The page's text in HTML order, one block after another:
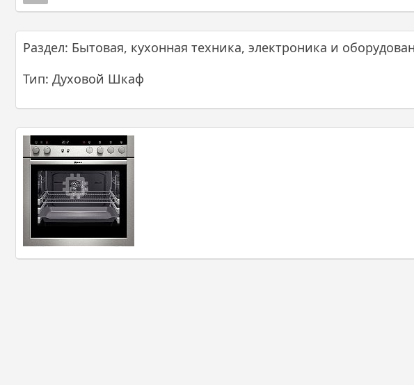
Раздел: Бытовая, кухонная техника, электроника и
Тип: Духовой Шкаф